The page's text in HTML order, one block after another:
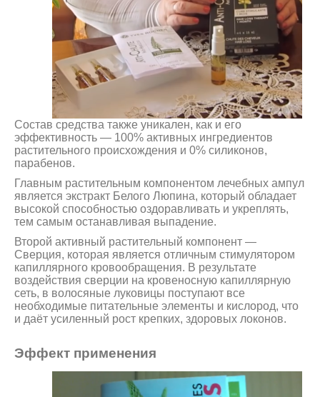
Состав средства также уникален, как и его
эффективность — 100% активных ингредиентов
растительного происхождения и 0% силиконов,
парабенов.
Главным растительным компонентом лечебных ампул
является экстракт Белого Люпина, который обладает
высокой способностью оздоравливать и укреплять,
тем самым останавливая выпадение.
Второй активный растительный компонент —
Сверция, которая является отличным стимулятором
капиллярного кровообращения. В результате
воздействия сверции на кровеносную капиллярную
сеть, в волосяные луковицы поступают все
необходимые питательные элементы и кислород, что
и даёт усиленный рост крепких, здоровых локонов.
Эффект применения